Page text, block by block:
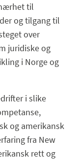
til
og tilgang til
over
juridiske og
i Norge og
i slike
og amerikansk
fra New
rett og